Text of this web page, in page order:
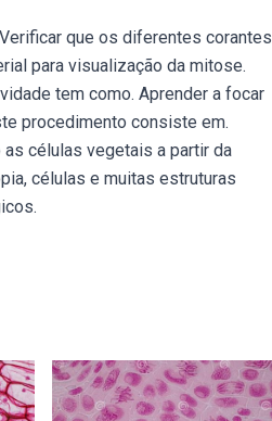
que os diferentes corantes
para visualização da mitose.
tem como. Aprender a focar
procedimento consiste em.
células vegetais a partir da
células e muitas estruturas